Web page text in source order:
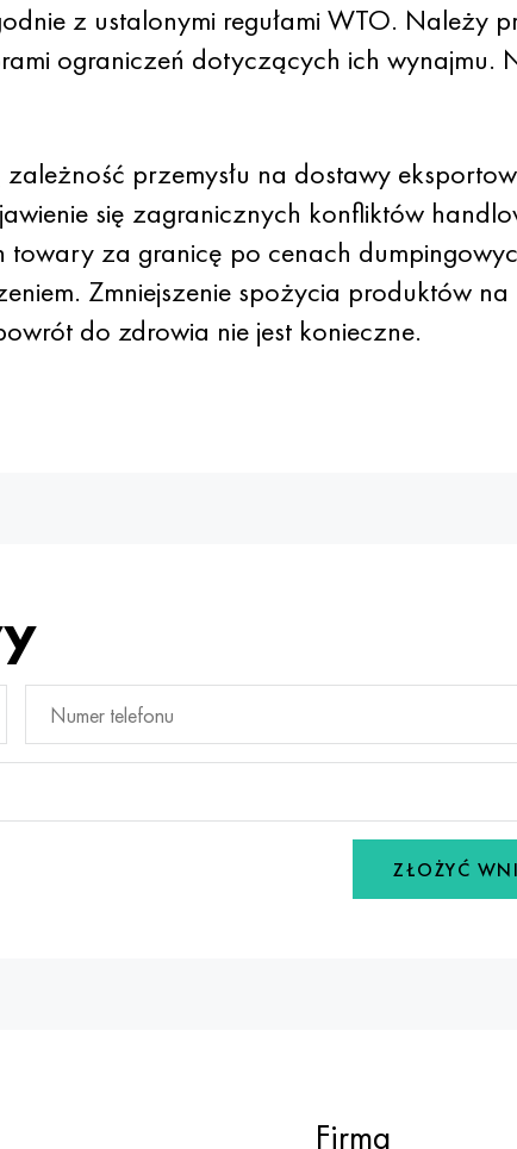
z ustalonymi regułami WTO. Należy
ograniczeń dotyczących ich wynajmu.
przemysłu na dostawy
się zagranicznych konfliktów
za granicę po cenach
Zmniejszenie spożycia produktów
do zdrowia nie jest konieczne.
ZŁOŻYĆ
Firma